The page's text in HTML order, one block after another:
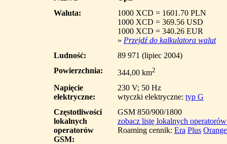
Waluta:
1000 XCD = 1601.70 PLN
1000 XCD = 369.56 USD
1000 XCD = 340.26 EUR
» Przejdź do kalkulatora walut
Ludność:
89 971 (lipiec 2004)
Powierzchnia:
344,00 km2
Napięcie
elektryczne:
230 V; 50 Hz
wtyczki elektryczne: typ G
Częstotliwości
lokalnych
operatorów
GSM:
GSM 850/900/1800
zobacz listę lokalnych
Roaming cennik: Era Plus Orange